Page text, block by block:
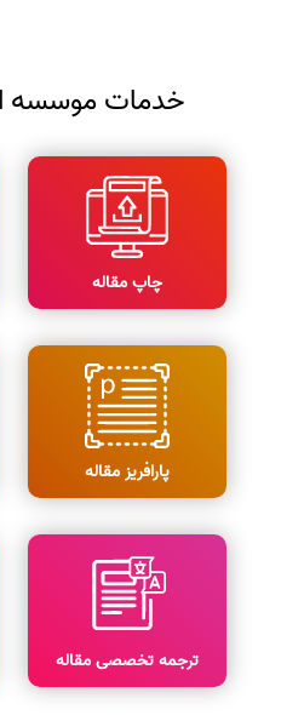
خدمات موسسه
چاپ مقاله
پارافریز مقاله
ترجمه تخصصی مقاله